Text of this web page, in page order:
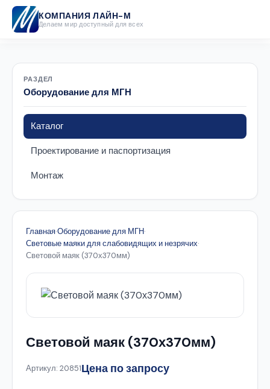
КОМПАНИЯ ЛАЙН-М
Делаем мир доступный для всех
РАЗДЕЛ
Оборудование для МГН
Каталог
Проектирование и паспортизация
Монтаж
Главная·Оборудование для МГН·
Световые маяки для слабовидящих и незрячих·
Световой маяк (370х370мм)
Световой маяк (370х370мм)
Артикул: 20851Цена по запросу